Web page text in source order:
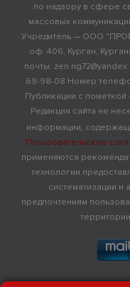
по надзору в сфере
массовых
Учредитель — ООО
оф. 406, Курган,
почты:
69-98-08 Номер
Публикации с
Редакция сайта не
информации,
Пользовательское
применяются
технологии
систематизации и
предпочтениям